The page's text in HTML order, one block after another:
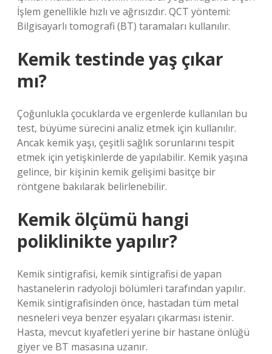
İşlem genellikle hızlı ve ağrısızdır. QCT yöntemi:
Bilgisayarlı tomografi (BT) taramaları kullanılır.
Kemik testinde yaş çıkar
mı?
Çoğunlukla çocuklarda ve ergenlerde kullanılan bu
test, büyüme sürecini analiz etmek için kullanılır.
Ancak kemik yaşı, çeşitli sağlık sorunlarını tespit
etmek için yetişkinlerde de yapılabilir. Kemik yaşına
gelince, bir kişinin kemik gelişimi basitçe bir
röntgene bakılarak belirlenebilir.
Kemik ölçümü hangi
poliklinikte yapılır?
Kemik sintigrafisi, kemik sintigrafisi de yapan
hastanelerin radyoloji bölümleri tarafından yapılır.
Kemik sintigrafisinden önce, hastadan tüm metal
nesneleri veya benzer eşyaları çıkarması istenir.
Hasta, mevcut kıyafetleri yerine bir hastane önlüğü
giyer ve BT masasına uzanır.